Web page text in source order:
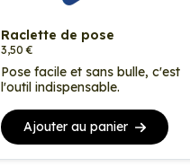
Raclette de pose
3,50 €
Pose facile et sans bulle, c'est
l'outil indispensable.
Ajouter au panier